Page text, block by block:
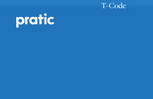
T-Code